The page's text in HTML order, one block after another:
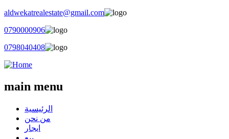
aldwekatrealestate@gmail.com
0790000906
0798040408
main menu
الرئيسية
من نحن
ايجار